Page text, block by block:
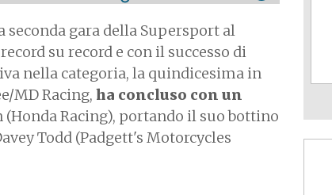
gara della Supersport al
su record e con il successo di
nella categoria, la quindicesima in
MD Racing, ha concluso con un
(Honda Racing), portando il suo bottino
Todd (Padgett's Motorcycles